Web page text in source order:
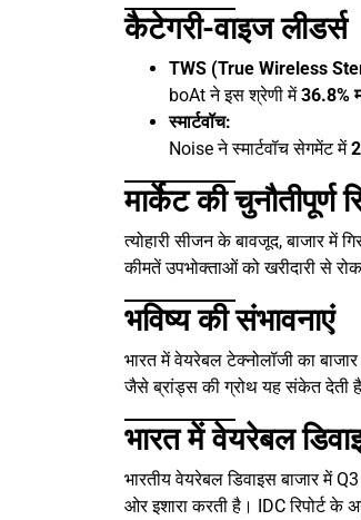
कैटेगरी-वाइज लीडर्स
TWS (True Wireless
boAt ने इस श्रेणी में36.8%
स्मार्टवॉच:
Noise ने स्मार्टवॉच सेगमेंट में
मार्केट की चुनौतीपूर्ण
त्योहारी सीजन के बावजूद, बाजार
कीमतें उपभोक्ताओं को खरीदारी से
भविष्य की संभावनाएं
भारत में वेयरेबल टेक्नोलॉजी का
जैसे ब्रांड्स की ग्रोथ यह संकेत देती
भारत में वेयरेबल
भारतीय वेयरेबल डिवाइस बाजार में
ओर इशारा करती है। IDC रिपोर्ट